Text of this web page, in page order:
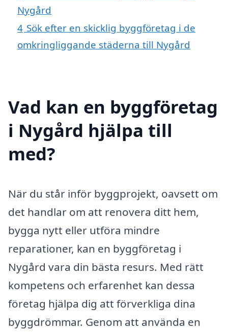
Nygård
4 Sök efter en skicklig byggföretag i de
omkringliggande städerna till Nygård
Vad kan en byggföretag
i Nygård hjälpa till
med?
När du står inför byggprojekt, oavsett om
det handlar om att renovera ditt hem,
bygga nytt eller utföra mindre
reparationer, kan en byggföretag i
Nygård vara din bästa resurs. Med rätt
kompetens och erfarenhet kan dessa
företag hjälpa dig att förverkliga dina
byggdrömmar. Genom att använda en